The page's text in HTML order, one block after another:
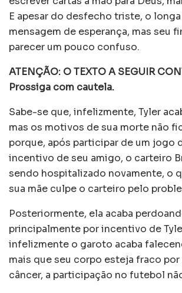
E apesar do desfecho triste, o
mensagem de esperança, mas seu
parecer um pouco confuso.
ATENÇÃO: O TEXTO A SEGUIR
Prossiga com cautela.
Sabe-se que, infelizmente, Tyler
mas os motivos de sua morte não
porque, após participar de um jogo
incentivo de seu amigo, o carteiro
sendo hospitalizado novamente, o
sua mãe culpe o carteiro pelo
Posteriormente, ela acaba
principalmente por incentivo de
infelizmente o garoto acaba
mais que seu corpo esteja fraco por
câncer, a participação no futebol